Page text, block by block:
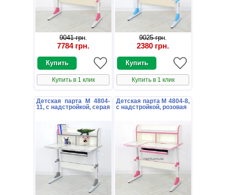
9041 грн.
7784 грн.
Купить в 1 клик
9025 грн.
2380 грн.
Купить в 1 клик
Детская парта M 4804-
11, с надстройкой, серая
Детская парта M 4804-8,
с надстройкой, розовая